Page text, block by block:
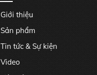
Giới thiệu
Sản phẩm
Tin tức & Sự kiện
Video